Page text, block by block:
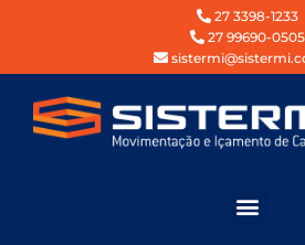
27 3398-1233
27 99690-0505